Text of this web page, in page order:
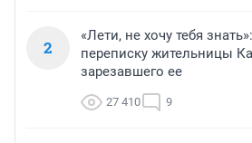
2
«Лети, не хочу тебя
переписку жительницы
зарезавшего ее
27 410 9